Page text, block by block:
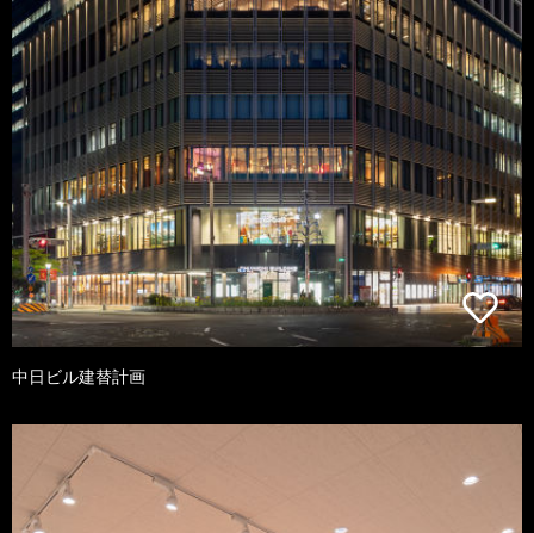
中日ビル建替計画